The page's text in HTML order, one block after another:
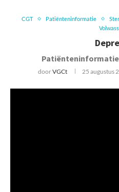
CGT Patiënteninformatie
doorVGCt 25 augustus